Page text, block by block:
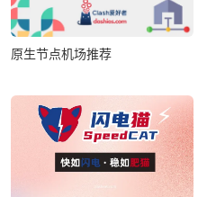
原生节点机场推荐